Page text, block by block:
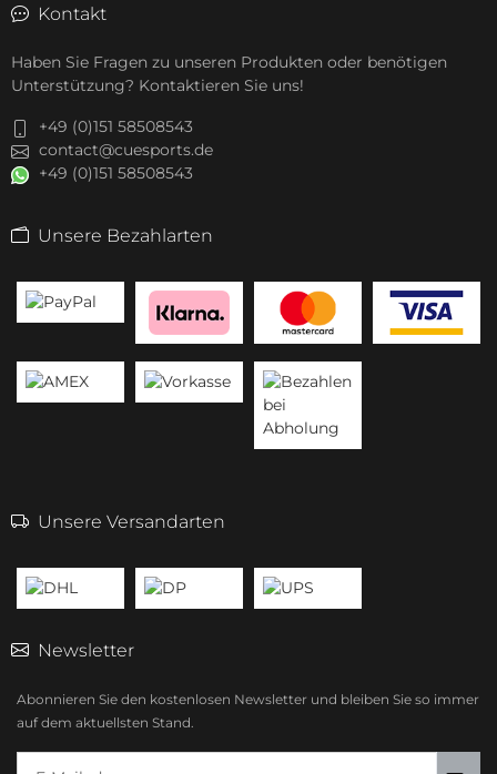
Kontakt
Haben Sie Fragen zu unseren Produkten oder benötigen
Unterstützung? Kontaktieren Sie uns!
+49 (0)151 58508543
contact@cuesports.de
+49 (0)151 58508543
Unsere Bezahlarten
Unsere Versandarten
Newsletter
Abonnieren Sie den kostenlosen Newsletter und bleiben Sie so immer
auf dem aktuellsten Stand.